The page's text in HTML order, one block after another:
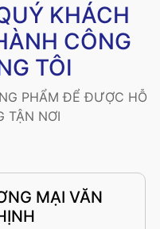
KHÁCH
CÔNG
TÔI
PHẨM ĐỂ ĐƯỢC HỖ
TẬN NƠI
MẠI VĂN